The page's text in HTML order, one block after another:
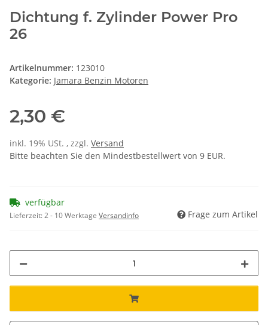
Dichtung f. Zylinder Power Pro
26
Artikelnummer: 123010
Kategorie: Jamara Benzin Motoren
2,30 €
inkl. 19% USt. , zzgl. Versand
Bitte beachten Sie den Mindestbestellwert von 9 EUR.
verfügbar
Lieferzeit:2 - 10 Werktage Versandinfo Frage zum Artikel